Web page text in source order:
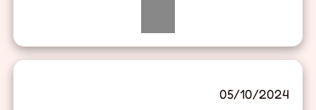
05/10/2024